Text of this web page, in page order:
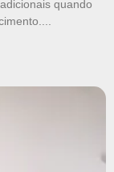
quando